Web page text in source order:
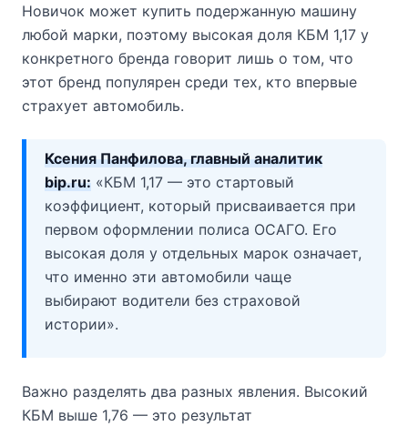
Новичок может купить подержанную машину
любой марки, поэтому высокая доля КБМ 1,17 у
конкретного бренда говорит лишь о том, что
этот бренд популярен среди тех, кто впервые
страхует автомобиль.
Ксения Панфилова, главный аналитик
bip.ru: «КБМ 1,17 — это стартовый
коэффициент, который присваивается при
первом оформлении полиса ОСАГО. Его
высокая доля у отдельных марок означает,
что именно эти автомобили чаще
выбирают водители без страховой
истории».
Важно разделять два разных явления. Высокий
КБМ выше 1,76 — это результат